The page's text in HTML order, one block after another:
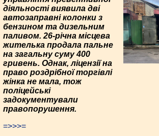
діяльності виявила дві
автозаправні колонки з
бензином та дизельним
паливом. 26-річна місцева
жителька продала пальне
на загальну суму 400
гривень. Однак, ліцензії на
право роздрібної торгівлі
жінка не мала, тож
поліцейські
задокументували
правопорушення.
=>>>=